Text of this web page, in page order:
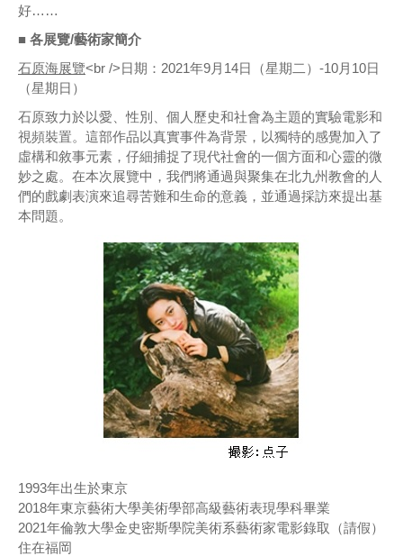
好……
■ 各展覽/藝術家簡介
石原海展覽<br />日期：2021年9月14日（星期二）-10月10日
（星期日）
石原致力於以愛、性別、個人歷史和社會為主題的實驗電影和
視頻裝置。這部作品以真實事件為背景，以獨特的感覺加入了
虛構和敘事元素，仔細捕捉了現代社會的一個方面和心靈的微
妙之處。在本次展覽中，我們將通過與聚集在北九州教會的人
們的戲劇表演來追尋苦難和生命的意義，並通過採訪來提出基
本問題。
1993年出生於東京
2018年東京藝術大學美術學部高級藝術表現學科畢業
2021年倫敦大學金史密斯學院美術系藝術家電影錄取（請假）
住在福岡